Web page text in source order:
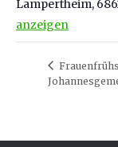
Lampertheim,
anzeigen